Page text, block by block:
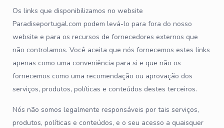
Os links que disponibilizamos no website
Paradiseportugal.com podem levá-lo para fora do nosso
website e para os recursos de fornecedores externos que
não controlamos. Você aceita que nós fornecemos estes links
apenas como uma conveniência para si e que não os
fornecemos como uma recomendação ou aprovação dos
serviços, produtos, políticas e conteúdos destes terceiros.
Nós não somos legalmente responsáveis por tais serviços,
produtos, políticas e conteúdos, e o seu acesso a quaisquer